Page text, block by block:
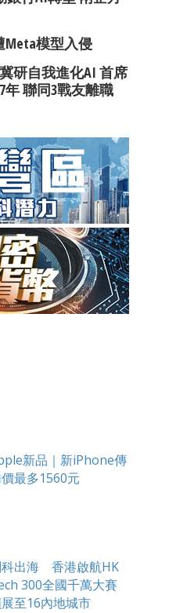
Meta模型入侵
研自我進化AI 首席
年 聯同3戰友離職
新品｜新iPhone傳
最多1560元
出海 香港啟航HK
300全國千萬大賽
至16內地城市